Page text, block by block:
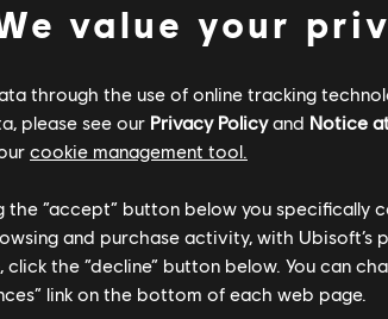
엿들어도 프론티어의 캐릭터들에 대
“나비족, 저항군, 아니면 프론티어의
쳐가는 녀석이 누군지 같은 이야기
value your
through the use of online tracking
please see our Privacy Policyand Notice
cookie management tool.
“accept” button below you specifically
and purchase activity, with Ubisoft’s
the “decline” button below. You can
link on the bottom of each web page.